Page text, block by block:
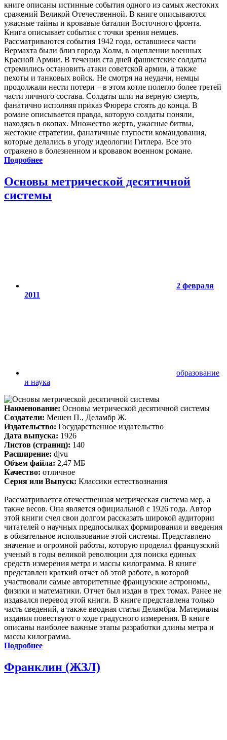
книге описаны истинные события одного из самых жестоких
сражений Великой Отечественной. В книге описываются
ужасные тайны и кровавые баталии Восточного фронта.
Книга описывает события с точки зрения немцев.
Рассматриваются события 1942 года, оставшиеся части
Вермахта были близ города Холм, в оцеплении военных
Красной Армии. В течении ста дней фашистские солдаты
стремились остановить атаки советской армии, а также
пехоты и танковых войск. Не смотря на неудачи, немцы
продолжали нести потери – в этом котле полегло более третей
части личного состава. Солдаты шли на верную смерть,
фанатично исполняя приказ Фюрера стоять до конца. В
романе описывается правда, которую солдаты поняли,
находясь в окопах. Множество жертв, ужасные битвы,
жестокие стратегии, фанатичные глупости командования,
которые делались в угоду идеологии Гитлера. Все это
отражено в болезненном и кровавом военном романе.
Подробнее
Основы метрической десятичной
системы
2 февраля
2011
образование
и наука
Наименование: Основы метрической десятичной системы
Создатели: Мешен П., Деламбр Ж.
Издательство: Государственное издательство
Дата выпуска: 1926
Листов (страниц): 140
Расширение: djvu
Объем файла: 2,47 МБ
Качество: отличное
Серия или Выпуск: Классики естествознания
Рассматривается отечественная метрическая система мер, а
также весов. Она является официальной с 1926 года. Автор
этой книги счел свои долгом рассказать широкой аудитории
читателей о научных предпосылках формирования и введения
в обязательное использование этой системы. Представлено
значение и огромной работы, которую проделал французский
ученый в годы великой революции для поиска единых
средств измерения метра и массы килограмма. В книге
представлен краткий отчет об этой работе, в которой
участвовали самые авторитетные французские астрономы,
физики и математики. Отчет был издан в трех томах. Ранее не
издавался перевод этой книги. В книге представлена только
часть сведений, а также вводная статья Деламбра. Материалы
издания повествуют о ходе градусного измерения. В книге
описаны наиболее важные этапы разработки длины метра и
массы килограмма.
Подробнее
Франклин (ЖЗЛ)